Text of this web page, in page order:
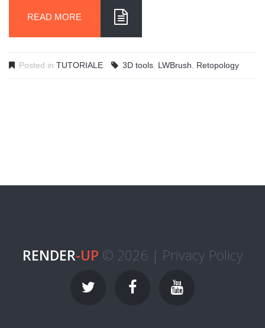
READ MORE
Posted in TUTORIALE 3D tools LWBrush Retopology
RENDER-UP © 2026 | Privacy Policy